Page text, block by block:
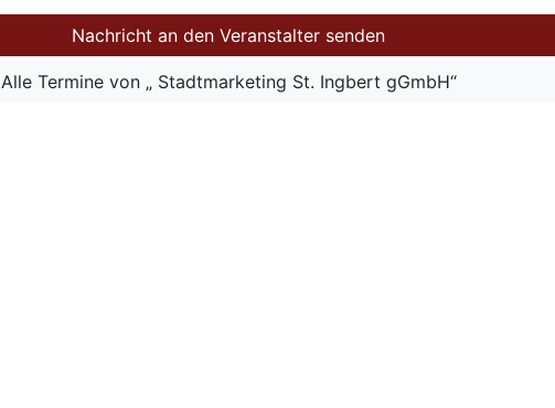
Nachricht an den Veranstalter senden
Alle Termine von „ Stadtmarketing St. Ingbert gGmbH“